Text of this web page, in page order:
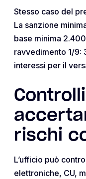
Stesso caso del
La sanzione
base minima
ravvedimento 1/9:
interessi per il
rischi
L’ufficio può
elettroniche, CU,